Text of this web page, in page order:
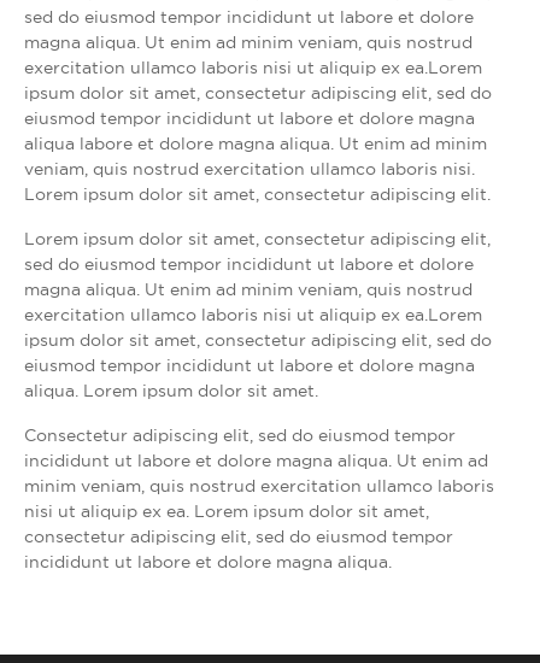
sed do eiusmod tempor incididunt ut labore et dolore
magna aliqua. Ut enim ad minim veniam, quis nostrud
exercitation ullamco laboris nisi ut aliquip ex ea.Lorem
ipsum dolor sit amet, consectetur adipiscing elit, sed do
eiusmod tempor incididunt ut labore et dolore magna
aliqua labore et dolore magna aliqua. Ut enim ad minim
veniam, quis nostrud exercitation ullamco laboris nisi.
Lorem ipsum dolor sit amet, consectetur adipiscing elit.
Lorem ipsum dolor sit amet, consectetur adipiscing elit,
sed do eiusmod tempor incididunt ut labore et dolore
magna aliqua. Ut enim ad minim veniam, quis nostrud
exercitation ullamco laboris nisi ut aliquip ex ea.Lorem
ipsum dolor sit amet, consectetur adipiscing elit, sed do
eiusmod tempor incididunt ut labore et dolore magna
aliqua. Lorem ipsum dolor sit amet.
Consectetur adipiscing elit, sed do eiusmod tempor
incididunt ut labore et dolore magna aliqua. Ut enim ad
minim veniam, quis nostrud exercitation ullamco laboris
nisi ut aliquip ex ea. Lorem ipsum dolor sit amet,
consectetur adipiscing elit, sed do eiusmod tempor
incididunt ut labore et dolore magna aliqua.